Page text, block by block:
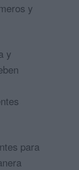
y
y
para